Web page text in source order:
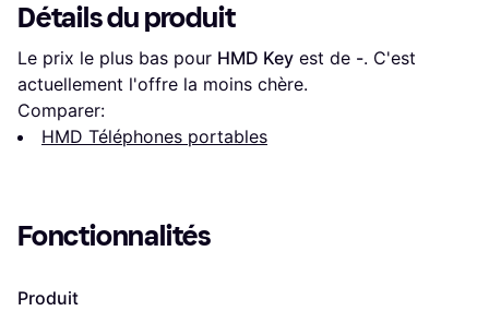
Détails du produit
Le prix le plus bas pour HMD Key est de -. C'est
actuellement l'offre la moins chère.
Comparer:
HMD Téléphones portables
Fonctionnalités
Produit